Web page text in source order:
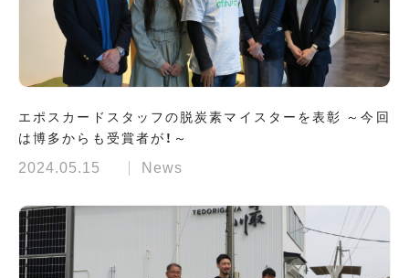
エポスカードスタッフの脱炭素マイスターを表彰 ～今回
は博多からも受賞者が！～
2024.05.15 News